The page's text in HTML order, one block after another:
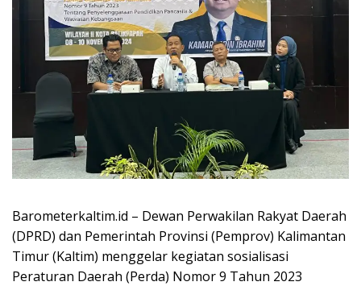
Barometerkaltim.id – Dewan Perwakilan Rakyat Daerah
(DPRD) dan Pemerintah Provinsi (Pemprov) Kalimantan
Timur (Kaltim) menggelar kegiatan sosialisasi
Peraturan Daerah (Perda) Nomor 9 Tahun 2023